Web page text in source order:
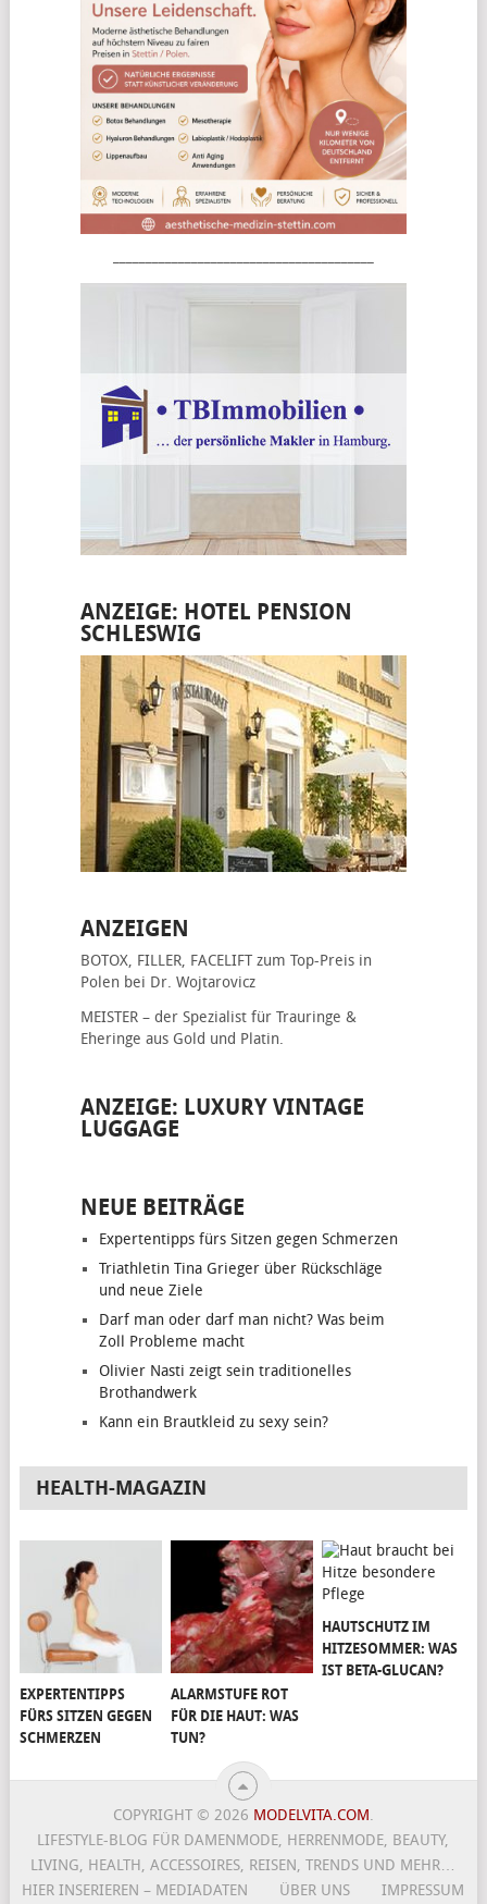
ANZEIGE: HOTEL PENSION
SCHLESWIG
ANZEIGEN
BOTOX, FILLER, FACELIFTzum Top-Preis in
Polen bei Dr. Wojtarovicz
MEISTER – der Spezialist für Trauringe &
Eheringe aus Gold und Platin.
ANZEIGE: LUXURY VINTAGE
LUGGAGE
NEUE BEITRÄGE
Expertentipps fürs Sitzen gegen Schmerzen
Triathletin Tina Grieger über Rückschläge
und neue Ziele
Darf man oder darf man nicht? Was beim
Zoll Probleme macht
Olivier Nasti zeigt sein traditionelles
Brothandwerk
Kann ein Brautkleid zu sexy sein?
HEALTH-MAGAZIN
EXPERTENTIPPS
FÜRS SITZEN GEGEN
SCHMERZEN
ALARMSTUFE ROT
FÜR DIE HAUT: WAS
TUN?
HAUTSCHUTZ IM
HITZESOMMER: WAS
IST BETA-GLUCAN?
COPYRIGHT © 2026 MODELVITA.COM.
LIFESTYLE-BLOG FÜR DAMENMODE, HERRENMODE, BEAUTY,
LIVING, HEALTH, ACCESSOIRES, REISEN, TRENDS UND MEHR…
HIER INSERIEREN – MEDIADATEN
ÜBER UNS IMPRESSUM